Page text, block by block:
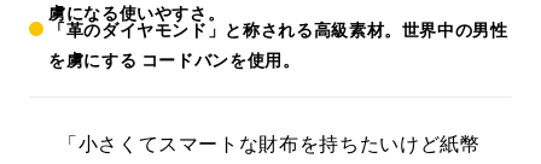
虜になる使いやすさ。
「革のダイヤモンド」と称される高級素材。世界中の男性
を虜にする コードバンを使用。
「小さくてスマートな財布を持ちたいけど紙幣